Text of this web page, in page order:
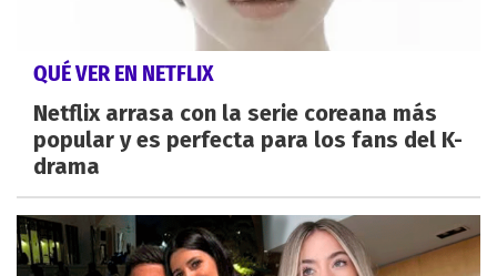
QUÉ VER EN NETFLIX
Netflix arrasa con la serie coreana más
popular y es perfecta para los fans del K-
drama